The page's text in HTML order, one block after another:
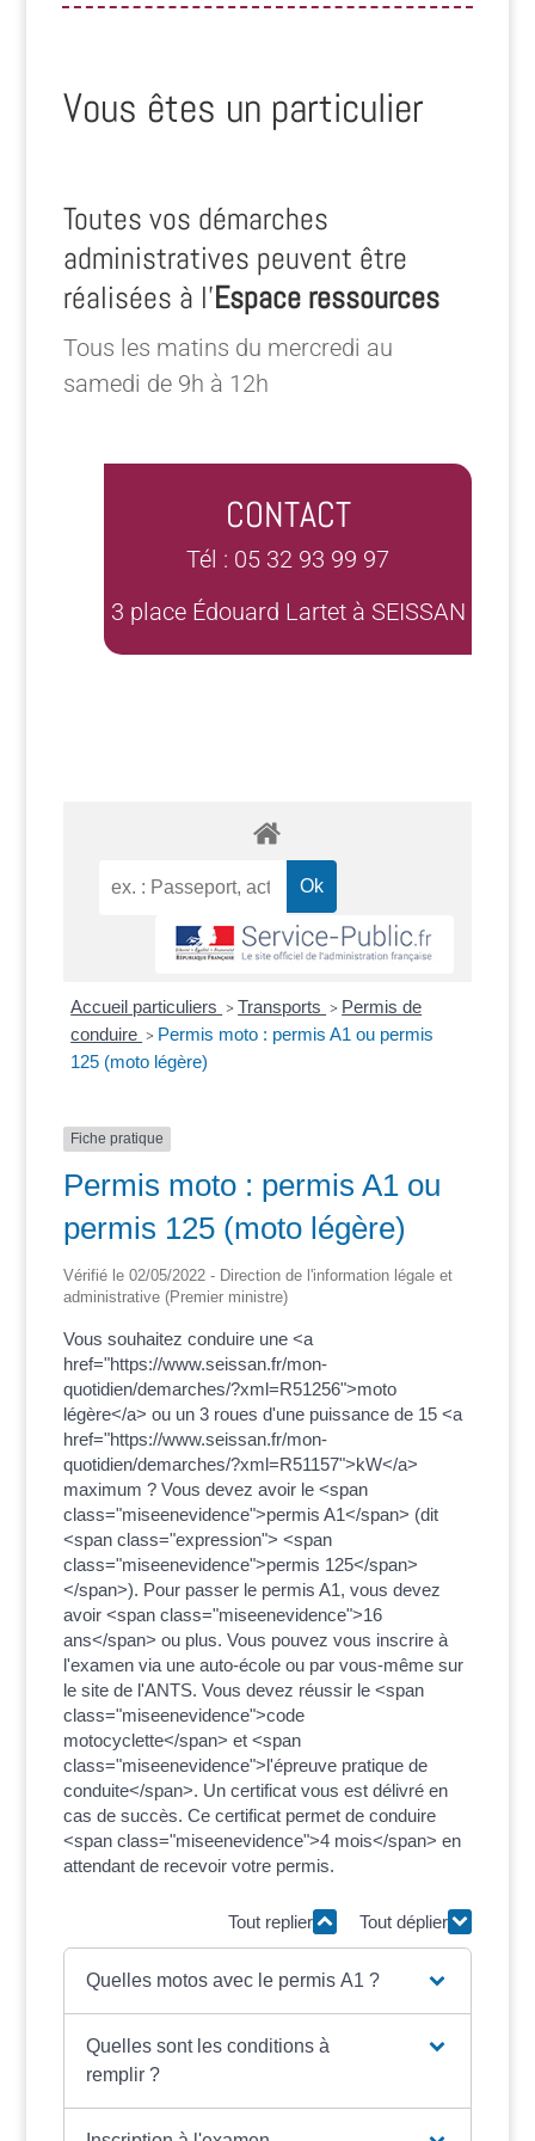
Vous êtes un particulier
Toutes vos démarches
administratives peuvent être
réalisées à l’Espace ressources
Tous les matins du mercredi au
samedi de 9h à 12h
CONTACT
Tél : 05 32 93 99 97
3 place Édouard Lartet à SEISSAN
Accueil particuliers > Transports > Permis de
conduire > Permis moto : permis A1 ou permis
125 (moto légère)
Fiche pratique
Permis moto : permis A1 ou
permis 125 (moto légère)
Vérifié le 02/05/2022 - Direction de l'information légale et
administrative (Premier ministre)
Vous souhaitez conduire une <a
href="https://www.seissan.fr/mon-
quotidien/demarches/?xml=R51256">moto
légère</a> ou un 3 roues d'une puissance de 15 <a
href="https://www.seissan.fr/mon-
quotidien/demarches/?xml=R51157">kW</a>
maximum ? Vous devez avoir le <span
class="miseenevidence">permis A1</span> (dit
<span class="expression"> <span
class="miseenevidence">permis 125</span>
</span>). Pour passer le permis A1, vous devez
avoir <span class="miseenevidence">16
ans</span> ou plus. Vous pouvez vous inscrire à
l'examen via une auto-école ou par vous-même sur
le site de l'ANTS. Vous devez réussir le <span
class="miseenevidence">code
motocyclette</span> et <span
class="miseenevidence">l'épreuve pratique de
conduite</span>. Un certificat vous est délivré en
cas de succès. Ce certificat permet de conduire
<span class="miseenevidence">4 mois</span> en
attendant de recevoir votre permis.
Tout replier Tout déplier
Quelles motos avec le permis A1 ?
Quelles sont les conditions à
remplir ?